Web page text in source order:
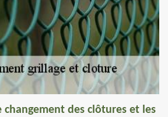
changement des clôtures et les